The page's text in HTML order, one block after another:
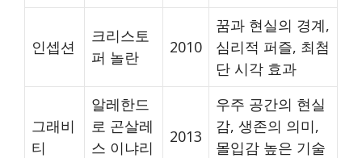
인셉션
크리스토
퍼 놀란
2010
꿈과 현실의 경계,
심리적 퍼즐, 최첨
단 시각 효과
그래비
티
알레한드
로 곤살레
스 이냐리
2013
우주 공간의 현실
감, 생존의 의미,
몰입감 높은 기술